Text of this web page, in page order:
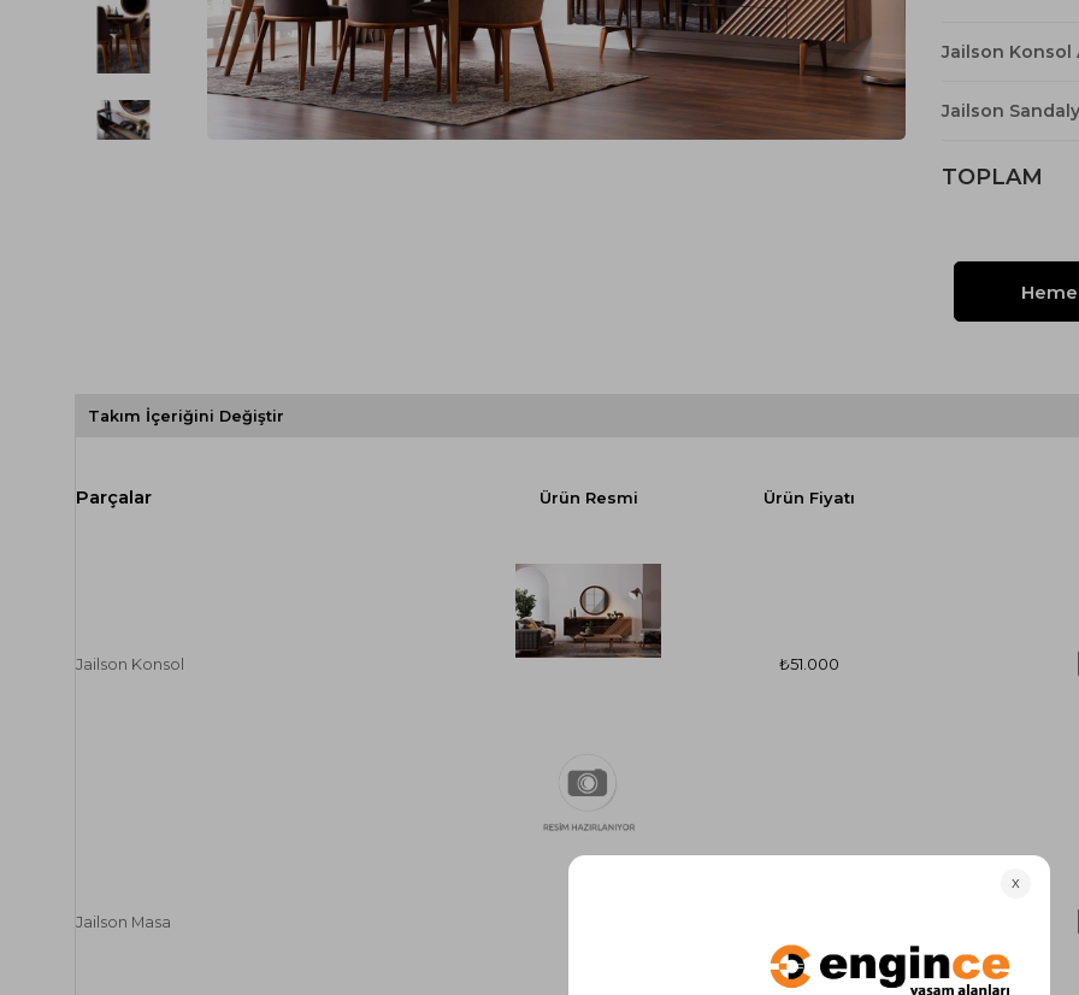
Spor Koltuk Takımı
Krem Koltuk Takımı
Gri Koltuk Takımı
Büro Koltuk Takımı
Gri TV Ünitesi
Beyaz TV Ünitesi
Siyah TV Ünitesi
Şömineli TV Ünitesi
Yataklı Koltuk
Köşe Koltuk
Modern Köşe Koltuk
Ekonomik Köşe Koltuk
Jailson Konsol
Jailson
TOPLAM
Takım İçeriğini Değiştir
Ürün Resmi Ürün Fiyatı
Jailson Konsol ₺51.000
Jailson Masa